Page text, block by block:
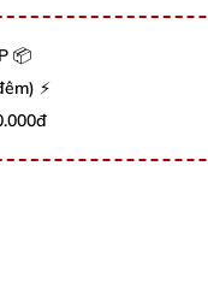
📦
⚡